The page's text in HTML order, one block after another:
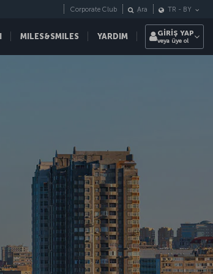
MILES&SMILES YARDIM
Corporate Club Ara TR - BY
GİRİŞ YAP
veya üye ol